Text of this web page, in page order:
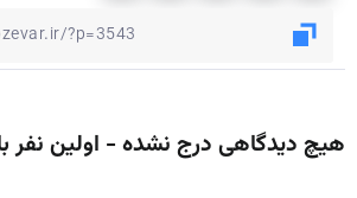
هیچ دیدگاهی درج نشده - اولین نفر